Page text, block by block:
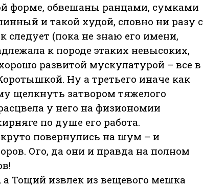
обвешаны ранцами, сумками
и такой худой, словно ни разу с
следует (пока не знаю его имени,
к породе этаких невысоких,
развитой мускулатурой – все в
Ну а третьего иначе как
щелкнуть затвором тяжелого
у него на физиономии
по душе его работа.
повернулись на шум – и
Ого, да они и правда на полном
Тощий извлек из вещевого мешка